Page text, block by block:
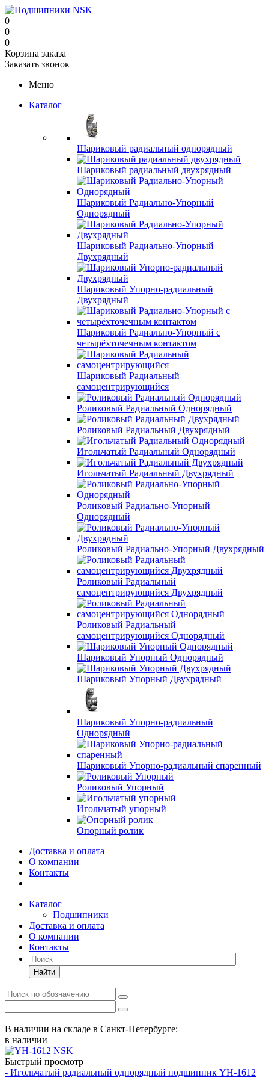
0
0
0
Корзина заказа
Заказать звонок
Меню
Каталог
Шариковый радиальный однорядный
Шариковый радиальный двухрядный
Шариковый Радиально-Упорный
Однорядный
Шариковый Радиально-Упорный
Двухрядный
Шариковый Упорно-радиальный
Двухрядный
Шариковый Радиально-Упорный с
четырёхточечным контактом
Шариковый Радиальный
самоцентрирующийся
Роликовый Радиальный Однорядный
Роликовый Радиальный Двухрядный
Игольчатый Радиальный Однорядный
Игольчатый Радиальный Двухрядный
Роликовый Радиально-Упорный
Однорядный
Роликовый Радиально-Упорный Двухрядный
Роликовый Радиальный
самоцентрирующийся Двухрядный
Роликовый Радиальный
самоцентрирующийся Однорядный
Шариковый Упорный Однорядный
Шариковый Упорный Двухрядный
Шариковый Упорно-радиальный
Однорядный
Шариковый Упорно-радиальный спаренный
Роликовый Упорный
Игольчатый упорный
Опорный ролик
Доставка и оплата
О компании
Контакты
Каталог
Подшипники
Доставка и оплата
О компании
Контакты
Найти
В наличии на складе в Санкт-Петербурге:
в наличии
Быстрый просмотр
- Игольчатый радиальный однорядный подшипник YH-1612